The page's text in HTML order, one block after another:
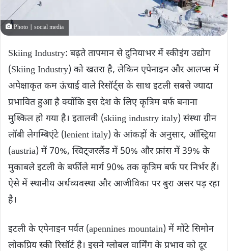
Photo | social media
Skiing Industry: बढ़ते तापमान से दुनियाभर में स्कीइंग उद्योग
(Skiing Industry) को खतरा है, लेकिन एपेनाइन और आलप्स में
अपेक्षाकृत कम ऊंचाई वाले रिसॉर्ट्स के साथ इटली सबसे ज्यादा
प्रभावित हुआ है क्योंकि इस देश के लिए कृत्रिम बर्फ बनाना
मुश्किल हो गया है। इतालवी (skiing industry italy) संस्था ग्रीन
लॉबी लेगम्बिएंटे (lenient italy) के आंकड़ों के अनुसार, ऑस्ट्रिया
(austria) में 70%, स्विट्जरलैंड में 50% और फ्रांस में 39% के
मुकाबले इटली के बर्फीले मार्ग 90% तक कृत्रिम बर्फ पर निर्भर हैं।
ऐसे में स्थानीय अर्थव्यवस्था और आजीविका पर बुरा असर पड़ रहा
है।
इटली के एपेनाइन पर्वत (apennines mountain) में मोंटे सिमोन
लोकप्रिय स्की रिसॉर्ट है। इसने ग्लोबल वार्मिंग के प्रभाव को दूर